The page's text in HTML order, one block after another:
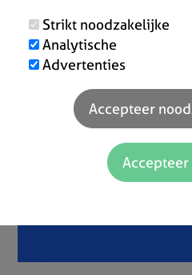
van bekende stelsels
Een ondernemer of
gevestigd is komt voor
ondernemingsregeling
jaarlijks omzetcijfer niet
euro exclusief btw
Strikt noodzakelijke
Analytische
Advertenties